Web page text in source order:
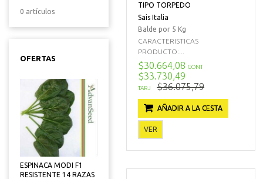
0 artículos
OFERTAS
ESPINACA MODI F1
RESISTENTE 14 RAZAS
TIPO TORPEDO
Sais Italia
Balde por 5 Kg
CARACTERISTICAS
PRODUCTO:...
$30.664,08 CONT
$33.730,49
TARJ $36.075,79
AÑADIR A LA CESTA
VER